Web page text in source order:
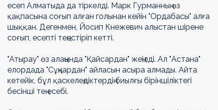
есеп Алматыда да тіркелді. Марк Гурманның өз
қақпасына соғып алған голынан кейін "Ордабасы" алға
шыққан. Дегенмен, Йосип Кнежевич алыстан шірене
соғып, есепті теңестіріп кетті.
"Атырау" өз алаңында "Қайсардан" жеңілді. Ал "Астана"
елордада "Сұңқардан" айласын асыра алмады. Айта
кетейік, бұл қаскелеңдіктердің биылғы біріншіліктегі
бесінші тең есебі.